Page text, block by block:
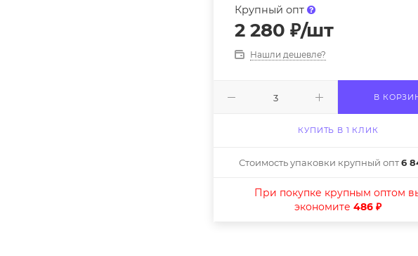
Крупный опт
2 280 ₽/шт
Нашли дешевле?
В
КУПИТЬ В 1 КЛИК
Стоимость упаковки крупный опт6
При покупке крупным оптом
экономите486 ₽